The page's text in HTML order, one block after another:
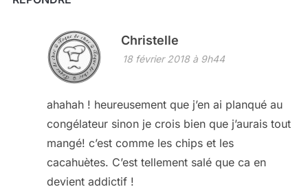
Christelle
18 février 2018 à 9h44
ahahah ! heureusement que j’en ai planqué au
congélateur sinon je crois bien que j’aurais tout
mangé! c’est comme les chips et les
cacahuètes. C’est tellement salé que ca en
devient addictif !